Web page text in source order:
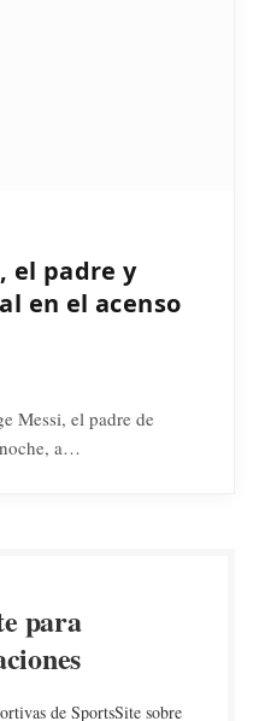
el padre y
en el acenso
Messi, el padre de
a…
para
de SportsSite sobre